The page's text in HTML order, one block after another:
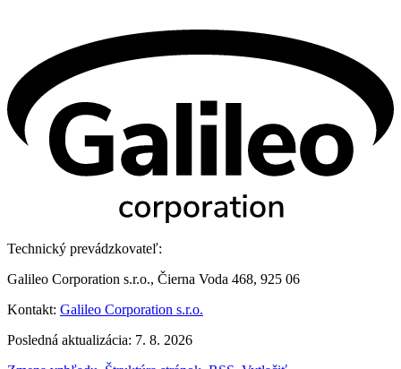
Technický prevádzkovateľ:
Galileo Corporation s.r.o., Čierna Voda 468, 925 06
Kontakt: Galileo Corporation s.r.o.
Posledná aktualizácia: 7. 8. 2026